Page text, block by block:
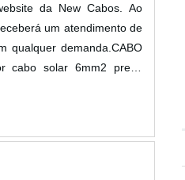
da New Cabos. Ao
um atendimento de
qualquer demanda.CABO
cabo solar 6mm2 preço
melhor em tecnologia e
com ótima qualidade
da empresa